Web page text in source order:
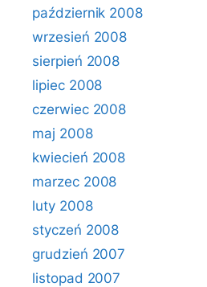
październik 2008
wrzesień 2008
sierpień 2008
lipiec 2008
czerwiec 2008
maj 2008
kwiecień 2008
marzec 2008
luty 2008
styczeń 2008
grudzień 2007
listopad 2007